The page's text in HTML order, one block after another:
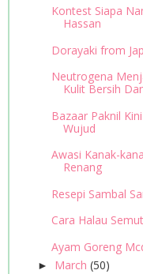
Kontest Siapa
Hassan
Dorayaki from
Neutrogena
Kulit Bersih
Bazaar Paknil
Wujud
Awasi Kanak-
Renang
Resepi Sambal
Cara Halau
Ayam Goreng
► March (50)